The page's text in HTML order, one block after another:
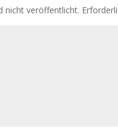
nicht veröffentlicht.